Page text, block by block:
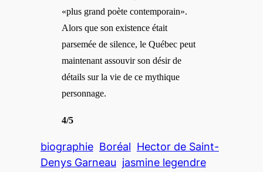
«plus grand poète contemporain».
Alors que son existence était
parsemée de silence, le Québec peut
maintenant assouvir son désir de
détails sur la vie de ce mythique
personnage.
4/5
biographie Boréal Hector de Saint-
Denys Garneau jasmine legendre